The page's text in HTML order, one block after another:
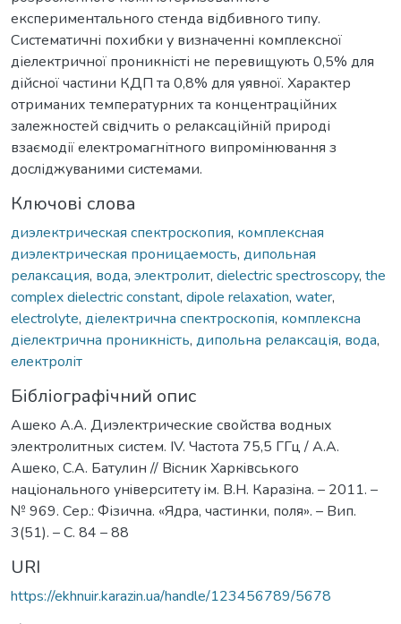
експериментального стенда відбивного типу.
Систематичні похибки у визначенні комплексної
діелектричної проникністі не перевищують 0,5% для
дійсної частини КДП та 0,8% для уявної. Характер
отриманих температурних та концентраційних
залежностей свідчить о релаксаційній природі
взаємодії електромагнітного випромінювання з
досліджуваними системами.
Ключові слова
диэлектрическая спектроскопия, комплексная
диэлектрическая проницаемость, дипольная
релаксация, вода, электролит, dielectric spectroscopy, the
complex dielectric constant, dipole relaxation, water,
electrolyte, діелектрична спектроскопія, комплексна
діелектрична проникність, дипольна релаксація, вода,
електроліт
Бібліографічний опис
Ашеко А.А. Диэлектрические свойства водных
электролитных систем. IV. Частота 75,5 ГГц / А.А.
Ашеко, С.А. Батулин // Вiсник Харкiвського
нацiонального унiверситету iм. В.Н. Каразiна. – 2011. –
№ 969. Сер.: Фізична. «Ядра, частинки, поля». – Вип.
3(51). – С. 84 – 88
URI
https://ekhnuir.karazin.ua/handle/123456789/5678